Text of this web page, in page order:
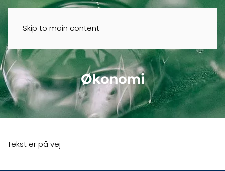
Skip to main content
Økonomi
Tekst er på vej